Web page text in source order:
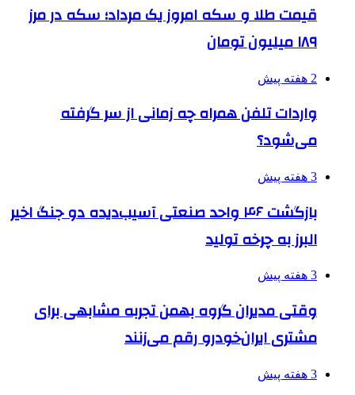
قیمت طلا و سکه امروز یک مرداد؛ سکه در مرز
۱۸۹ میلیون تومان
2 هفته پیش
واردات تلفن همراه چه زمانی از سر گرفته
می‌شود؟
3 هفته پیش
بازگشت ۴۶ واحد صنعتی آسیب‌دیده دو جنگ اخیر
البرز به چرخه تولید
3 هفته پیش
وقتی مدیران گروه بهمن تجربه مشابهی برای
مشتری ایران‌خودرو رقم می‌زنند
3 هفته پیش